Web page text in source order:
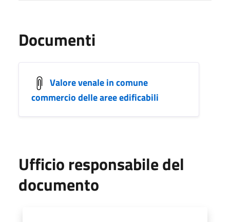
Documenti
Valore venale in comune
commercio delle aree edificabili
Ufficio responsabile del
documento